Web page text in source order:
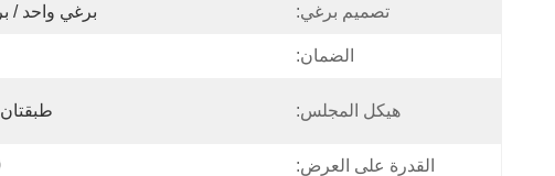
تصميم برغي: برغي واحد /
الضمان:
هيكل المجلس:
القدرة على العرض: